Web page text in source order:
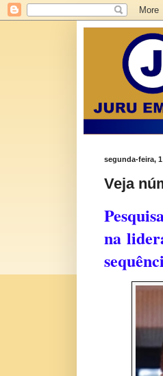
segunda-feira,
Veja
na